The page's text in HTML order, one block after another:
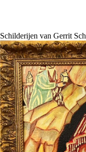
Schilderijen van Gerrit